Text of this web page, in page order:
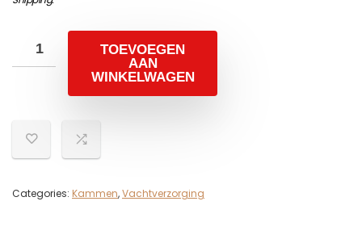
TOEVOEGEN
AAN
WINKELWAGEN
Categories: Kammen,Vachtverzorging